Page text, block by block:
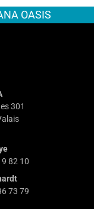
OASIS
301
82 10
73 79